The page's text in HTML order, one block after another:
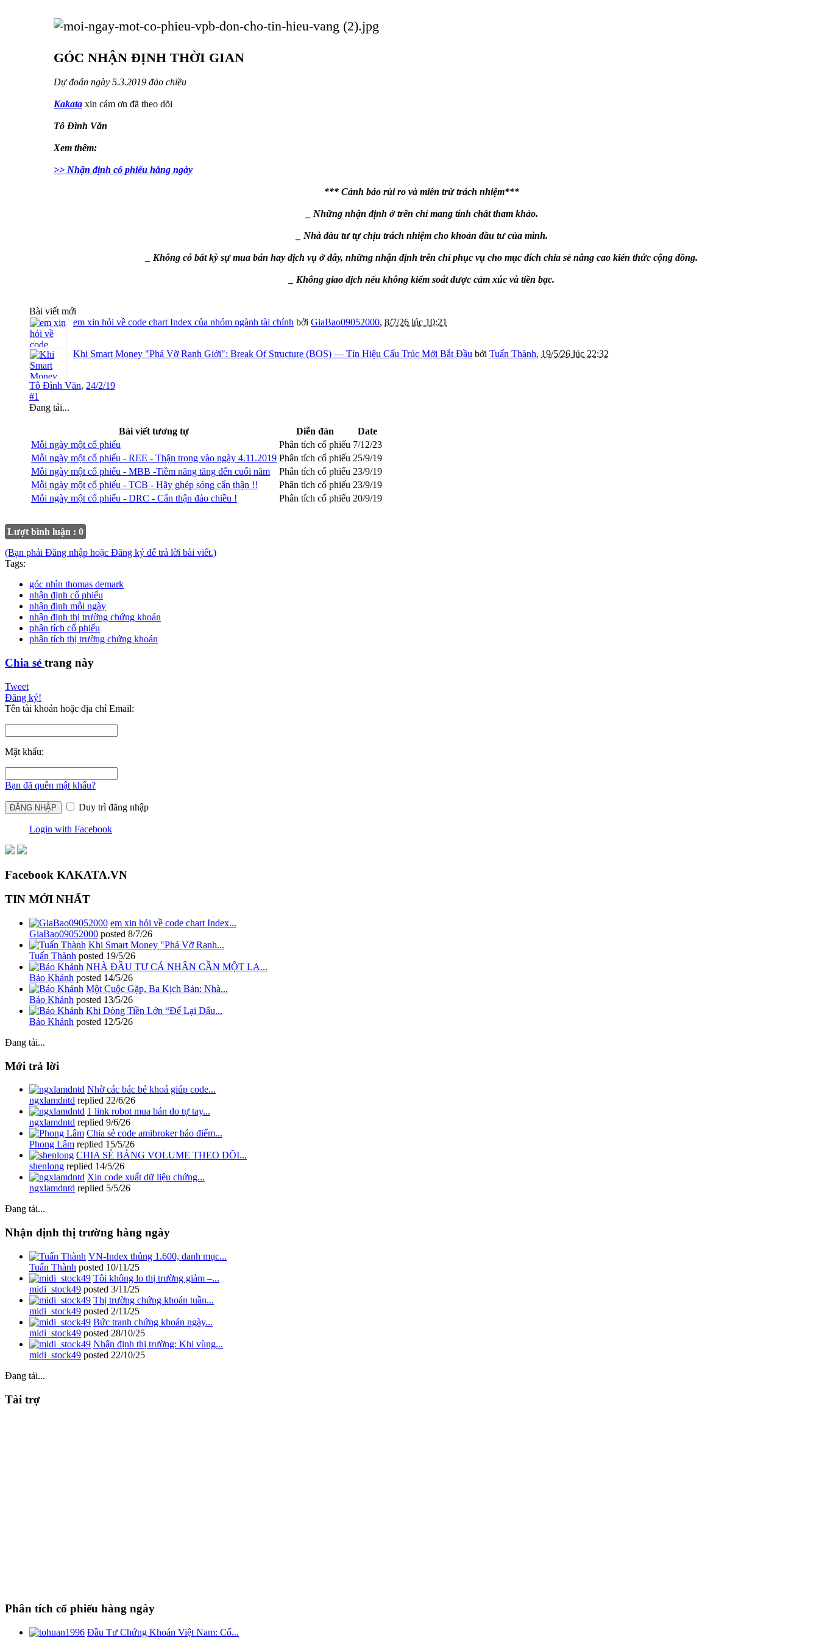
GÓC NHẬN ĐỊNH THỜI GIAN
Dự đoán ngày 5.3.2019 đảo chiều
Kakata xin cám ơn đã theo dõi
Tô Đình Văn
Xem thêm:
>> Nhận định cố phiếu hằng ngày
*** Cảnh báo rủi ro và miễn trừ trách nhiệm***
_ Những nhận định ở trên chỉ mang tính chất tham khảo.
_ Nhà đầu tư tự chịu trách nhiệm cho khoản đầu tư của mình.
_ Không có bất kỳ sự mua bán hay dịch vụ ở đây, những nhận định trên chỉ phục vụ cho mục đích chia sẻ nâng cao kiến thức cộng đồng.
_ Không giao dịch nếu không kiểm soát được cảm xúc và tiền bạc.
Bài viết mới
em xin hỏi về code chart Index của nhóm ngành tài chính bởi GiaBao09052000, 8/7/26 lúc 10:21
Khi Smart Money "Phá Vỡ Ranh Giới": Break Of Structure (BOS) — Tín Hiệu Cấu Trúc Mới Bắt Đầu bởi Tuấn Thành, 19/5/26 lúc 22:32
Tô Đình Văn, 24/2/19
#1
Đang tải...
Bài viết tương tự Diễn đàn
Date
Mỗi ngày một cổ phiếu
Phân tích cổ phiếu 7/12/23
Mỗi ngày một cổ phiếu - REE - Thận trọng vào ngày 4.11.2019 Phân tích cổ phiếu 25/9/19
Mỗi ngày một cổ phiếu - MBB -Tiềm năng tăng đến cuối năm
Phân tích cổ phiếu 23/9/19
Mỗi ngày một cổ phiếu - TCB - Hãy ghép sóng cẩn thận !!
Phân tích cổ phiếu 23/9/19
Mỗi ngày một cổ phiếu - DRC - Cẩn thận đảo chiều !
Phân tích cổ phiếu 20/9/19
Lượt bình luận : 0
(Bạn phải Đăng nhập hoặc Đăng ký để trả lời bài viết.)
Tags:
góc nhìn thomas demark
nhận định cổ phiếu
nhận định mỗi ngày
nhận định thị trường chứng khoán
phân tích cổ phiếu
phân tích thị trường chứng khoán
Chia sẻ trang này
Tweet
Đăng ký!
Tên tài khoản hoặc địa chỉ Email:
Mật khẩu:
Bạn đã quên mật khẩu?
Duy trì đăng nhập
Login with Facebook
Facebook KAKATA.VN
TIN MỚI NHẤT
em xin hỏi về code chart Index...
GiaBao09052000 posted 8/7/26
Khi Smart Money "Phá Vỡ Ranh...
Tuấn Thành posted 19/5/26
NHÀ ĐẦU TƯ CÁ NHÂN CẦN MỘT LA...
Bảo Khánh posted 14/5/26
Một Cuộc Gặp, Ba Kịch Bản: Nhà...
Bảo Khánh posted 13/5/26
Khi Dòng Tiền Lớn “Để Lại Dấu...
Bảo Khánh posted 12/5/26
Đang tải...
Mới trả lời
Nhờ các bác bẻ khoá giúp code...
ngxlamdntd replied 22/6/26
1 link robot mua bán do tự tay...
ngxlamdntd replied 9/6/26
Chia sẻ code amibroker báo điểm...
Phong Lâm replied 15/5/26
CHIA SẺ BẢNG VOLUME THEO DÕI...
shenlong replied 14/5/26
Xin code xuất dữ liệu chứng...
ngxlamdntd replied 5/5/26
Đang tải...
Nhận định thị trường hàng ngày
VN-Index thủng 1.600, danh mục...
Tuấn Thành posted 10/11/25
Tôi không lo thị trường giảm –...
midi_stock49 posted 3/11/25
Thị trường chứng khoán tuần...
midi_stock49 posted 2/11/25
Bức tranh chứng khoán ngày...
midi_stock49 posted 28/10/25
Nhận định thị trường: Khi vùng...
midi_stock49 posted 22/10/25
Đang tải...
Tài trợ
Phân tích cổ phiếu hàng ngày
Đầu Tư Chứng Khoán Việt Nam: Cổ...